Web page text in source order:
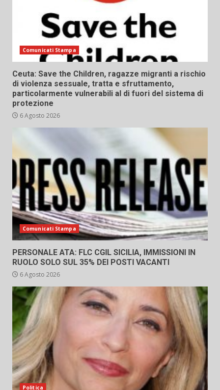
Comunicati Stampa
Ceuta: Save the Children, ragazze migranti a rischio
di violenza sessuale, tratta e sfruttamento,
particolarmente vulnerabili al di fuori del sistema di
protezione
6 Agosto 2026
Comunicati Stampa
PERSONALE ATA: FLC CGIL SICILIA, IMMISSIONI IN
RUOLO SOLO SUL 35% DEI POSTI VACANTI
6 Agosto 2026
Politica